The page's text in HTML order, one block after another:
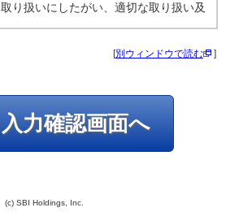
り扱いにしたがい、適切な取り扱い及
お客様からのお問い合わせに回答するに
の個人情報を取得しますが、これらの
に必要な範囲内で利用させて頂きま
[別ウィンドウで読む ]
力確認画面へ
(c) SBI Holdings, Inc.